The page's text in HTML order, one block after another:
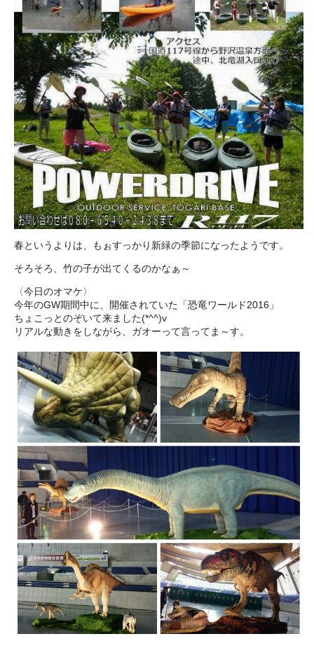
春というよりは、もぉすっかり新緑の季節になったようです。
そろそろ、竹の子が出てくるのかなぁ～
〈今日のオマケ〉
今年のGW期間中に、開催されていた「恐竜ワールド2016」
ちょこっとのぞいて来ました(*^^)v
リアルな動きをしながら、ガオーって言ってま～す。